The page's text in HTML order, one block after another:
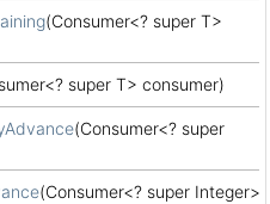
(Consumer<? super T>
super T> consumer)
(Consumer<? super
(Consumer<? super Integer>